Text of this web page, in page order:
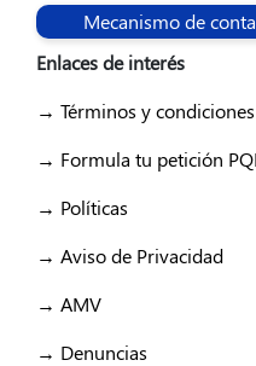
Mecanismo de
Enlaces de interés
→ Términos y condiciones
→ Formula tu petición
→ Políticas
→ Aviso de Privacidad
→ AMV
→ Denuncias